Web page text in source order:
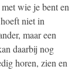
wie je bent en
niet in
maar een
daarbij nog
horen, zien en